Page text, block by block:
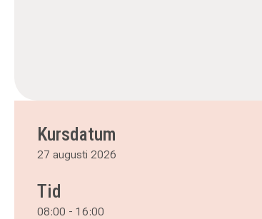
Kursdatum
27 augusti 2026
Tid
08:00 - 16:00